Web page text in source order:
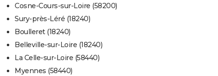
Cosne-Cours-sur-Loire (58200)
Sury-près-Léré (18240)
Boulleret (18240)
Belleville-sur-Loire (18240)
La Celle-sur-Loire (58440)
Myennes (58440)